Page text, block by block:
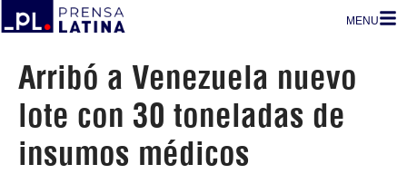
MENU
Arribó a Venezuela nuevo
lote con 30 toneladas de
insumos médicos